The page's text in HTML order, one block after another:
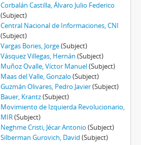
Corbalán Castilla, Álvaro Julio Federico
(Subject)
Central Nacional de Informaciones, CNI
(Subject)
Vargas Bories, Jorge(Subject)
Vásquez Villegas, Hernán (Subject)
Muñoz Ovalle, Víctor Manuel(Subject)
Maas del Valle, Gonzalo (Subject)
Guzmán Olivares, Pedro Javier(Subject)
Bauer, Krantz(Subject)
Movimiento de Izquierda Revolucionario,
MIR(Subject)
Neghme Cristi, Jécar Antonio (Subject)
Silberman Gurovich, David (Subject)